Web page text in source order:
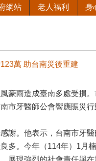
網站 老人福利 身
萬 助台南災後重建
豪雨造成臺南多處受損
市牙醫師公會響應賑災
謝。他表示，台南市牙
多。今年（114年）1月
展現強烈的社會責任與